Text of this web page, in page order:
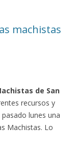
machistas
de San
recursos y
lunes una
Machistas. Lo